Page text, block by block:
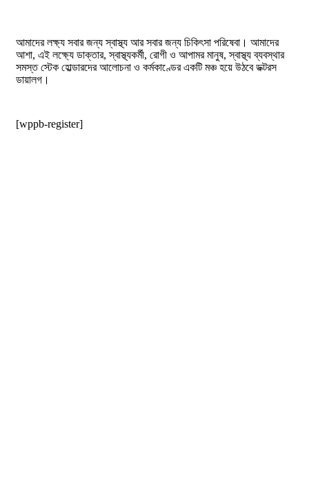
আমাদের লক্ষ্য সবার জন্য স্বাস্থ্য আর সবার জন্য চিকিৎসা পরিষেবা। আমাদের
আশা, এই লক্ষ্যে ডাক্তার, স্বাস্থ্যকর্মী, রোগী ও আপামর মানুষ, স্বাস্থ্য ব্যবস্থার
সমস্ত স্টেক হোল্ডারদের আলোচনা ও কর্মকাণ্ডের একটি মঞ্চ হয়ে উঠবে ডক্টরস
ডায়ালগ।
[wppb-register]